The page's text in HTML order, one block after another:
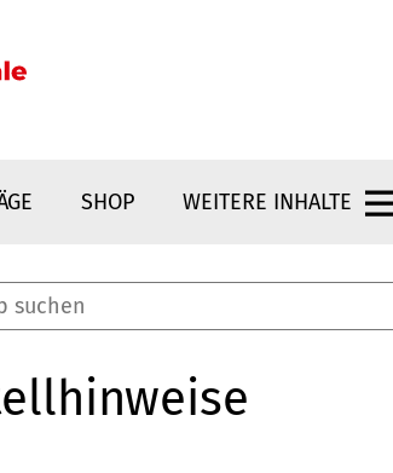
SHOP WEITERE INHALTE